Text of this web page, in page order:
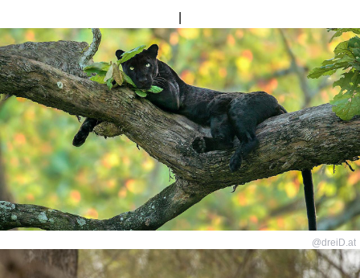
Bild
@dreiD.at